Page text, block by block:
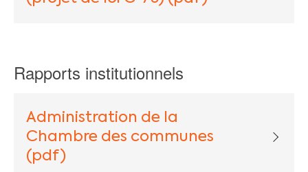
Rapports institutionnels
Administration de la
Chambre des communes
(pdf)